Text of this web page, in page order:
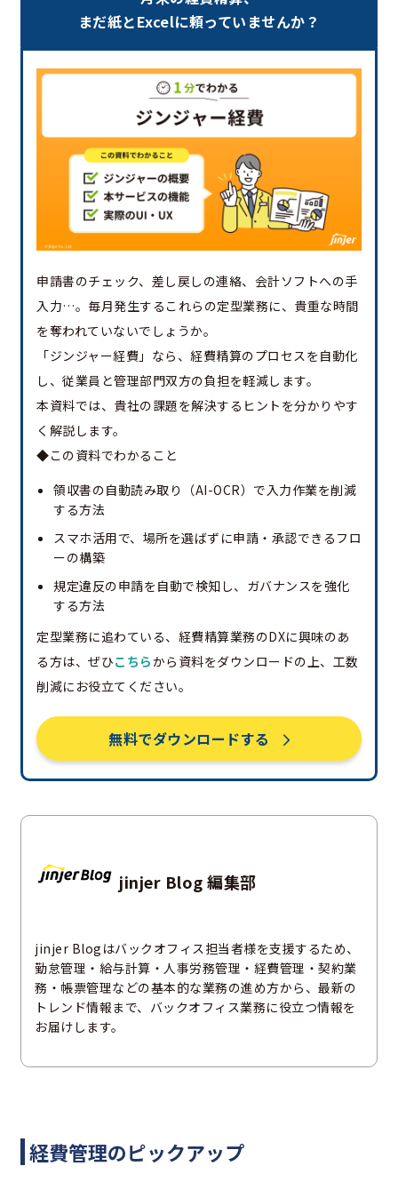
まだ紙とExcelに頼っていませんか？
申請書のチェック、差し戻しの連絡、会計ソフトへの手
入力…。毎月発生するこれらの定型業務に、貴重な時間
を奪われていないでしょうか。
「ジンジャー経費」なら、経費精算のプロセスを自動化
し、従業員と管理部門双方の負担を軽減します。
本資料では、貴社の課題を解決するヒントを分かりやす
く解説します。
◆この資料でわかること
領収書の自動読み取り（AI-OCR）で入力作業を削減
する方法
スマホ活用で、場所を選ばずに申請・承認できるフロ
ーの構築
規定違反の申請を自動で検知し、ガバナンスを強化
する方法
定型業務に追わている、経費精算業務のDXに興味のあ
る方は、ぜひこちらから資料をダウンロードの上、工数
削減にお役立てください。
無料でダウンロードする
jinjer Blog 編集部
jinjer Blogはバックオフィス担当者様を支援するため、
勤怠管理・給与計算・人事労務管理・経費管理・契約業
務・帳票管理などの基本的な業務の進め方から、最新の
トレンド情報まで、バックオフィス業務に役立つ情報を
お届けします。
経費管理のピックアップ